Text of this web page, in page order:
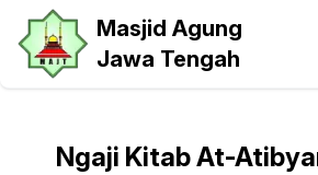
Masjid Agung
Jawa Tengah
Ngaji Kitab At-